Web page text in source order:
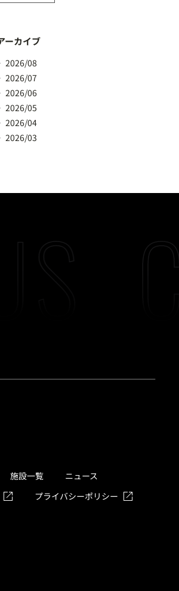
ーカイブ
2026/08
2026/07
2026/06
2026/05
2026/04
2026/03
施設一覧
ニュース
プライバシーポリシー